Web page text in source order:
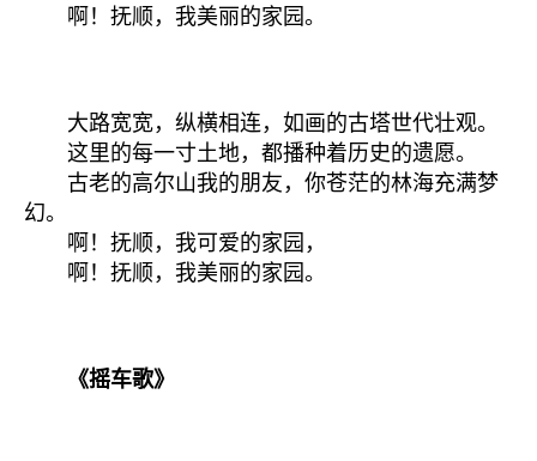
啊！抚顺，我美丽的家园。
大路宽宽，纵横相连，如画的古塔世代壮观。
这里的每一寸土地，都播种着历史的遗愿。
古老的高尔山我的朋友，你苍茫的林海充满梦
幻。
啊！抚顺，我可爱的家园，
啊！抚顺，我美丽的家园。
《摇车歌》